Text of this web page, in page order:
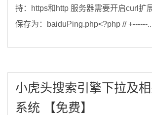
持：https和http 服务器需要开启curl扩
保存为：baiduPing.php<?php // +------
小虎头搜索引擎下拉及
系统 【免费】